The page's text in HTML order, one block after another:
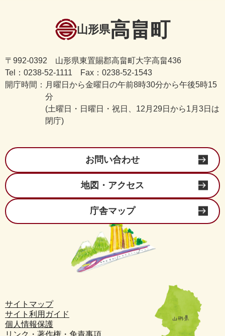
山形県高畠町
〒992-0392 山形県東置賜郡高畠町大字高畠436
Tel：0238-52-1111 Fax：0238-52-1543
開庁時間： 月曜日から金曜日の午前8時30分から午後5時15
分
(土曜日・日曜日・祝日、12月29日から1月3日は
閉庁)
お問い合わせ
地図・アクセス
庁舎マップ
サイトマップ
サイト利用ガイド
個人情報保護
リンク・著作権・免責事項